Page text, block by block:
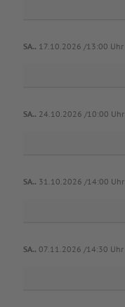
SA.. 17.10.2026 /13:00 Uhr
SA.. 24.10.2026 /10:00 Uhr
SA.. 31.10.2026 /14:00 Uhr
SA.. 07.11.2026 /14:30 Uhr